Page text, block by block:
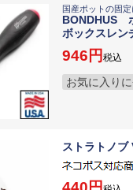
国産ポットの固定
BONDHUS
ボックスレ
946 税込
お気に入り
ストラトノ